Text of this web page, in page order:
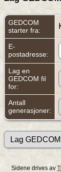
GEDCOM
starter fra:
E-
postadresse:
Lag en
GEDCOM fil
for:
Antall
generasjoner:
Sidene drives av